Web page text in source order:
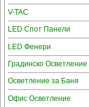
V-TAC
LED Спот Панели
LED Фенери
Градинско Осветление
Осветление за Баня
Офис Осветление